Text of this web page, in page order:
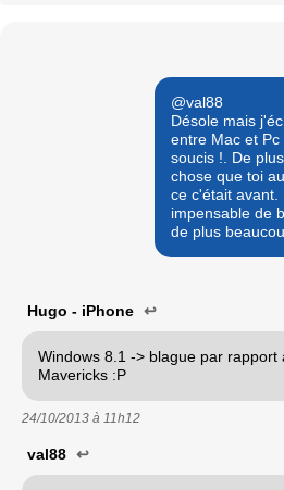
@val88
Désole mais
entre Mac et
soucis !. De
chose que toi
ce c'était
impensable de
de plus
Hugo - iPhone ↩
Windows 8.1 -> blague par rapport
Mavericks :P
24/10/2013 à 11h12
val88 ↩